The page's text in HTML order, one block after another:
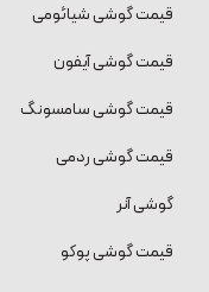
قیمت گوشی شیائومی
قیمت گوشی آیفون
قیمت گوشی سامسونگ
قیمت گوشی ردمی
گوشی آنر
قیمت گوشی پوکو